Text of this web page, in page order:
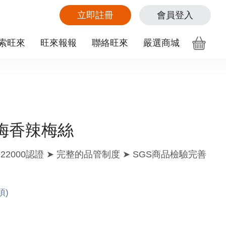
立即註冊 會員登入
旺來 旺來報報 聯絡旺來 嚴選商城
香辣梅絲
認證 ➤ 完整的品管制度 ➤ SGS商品檢驗完善
)